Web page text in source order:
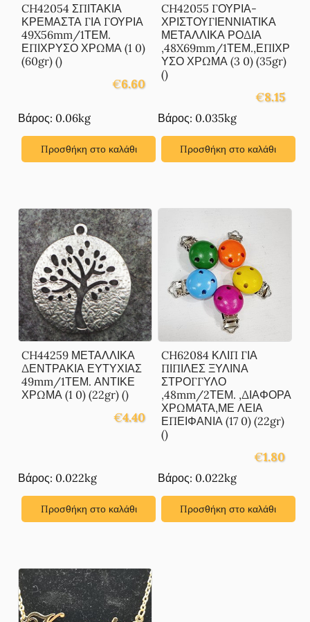
CH42054 ΣΠΙΤΑΚΙΑ
ΚΡΕΜΑΣΤΑ ΓΙΑ ΓΟΥΡΙΑ
49X56mm/1ΤΕΜ.
ΕΠΙΧΡΥΣΟ ΧΡΩΜΑ (1 0)
(60gr) ()
€6.60
Βάρος: 0.06kg
Προσθήκη στο καλάθι
CH42055 ΓΟΥΡΙΑ-
ΧΡΙΣΤΟΥΓΙΕΝΝΙΑΤΙΚΑ
ΜΕΤΑΛΛΙΚΑ ΡΟΔΙΑ
,48X69mm/1ΤΕΜ.,ΕΠΙΧΡ
ΥΣΟ ΧΡΩΜΑ (3 0) (35gr)
()
€8.15
Βάρος: 0.035kg
Προσθήκη στο καλάθι
CH44259 ΜΕΤΑΛΛΙΚΑ
ΔΕΝΤΡΑΚΙΑ ΕΥΤΥΧΙΑΣ
49mm/1ΤΕΜ. ΑΝΤΙΚΕ
ΧΡΩΜΑ (1 0) (22gr) ()
€4.40
Βάρος: 0.022kg
Προσθήκη στο καλάθι
CH62084 ΚΛΙΠ ΓΙΑ
ΠΙΠΙΛΕΣ ΞΥΛΙΝΑ
ΣΤΡΟΓΓΥΛΟ
,48mm/2ΤΕΜ. ,ΔΙΑΦΟΡΑ
ΧΡΩΜΑΤΑ,ΜΕ ΛΕΙΑ
ΕΠΕΙΦΑΝΙΑ (17 0) (22gr)
()
€1.80
Βάρος: 0.022kg
Προσθήκη στο καλάθι